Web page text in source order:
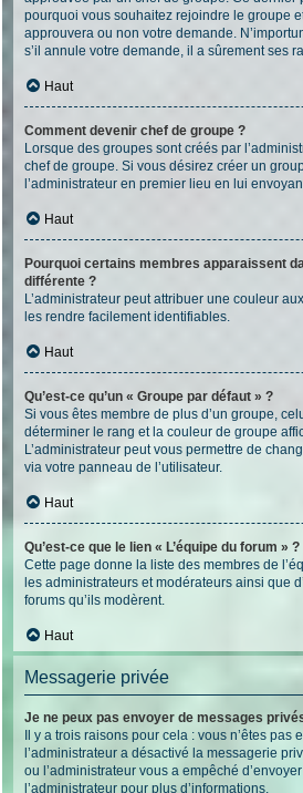
pourquoi vous souhaitez rejoindre le groupe
approuvera ou non votre demande.
s’il annule votre demande, il a sûrement ses
Haut
Comment devenir chef de groupe ?
Lorsque des groupes sont créés par
chef de groupe. Si vous désirez créer un
l’administrateur en premier lieu en lui
Haut
Pourquoi certains membres apparaissent
différente ?
L’administrateur peut attribuer une couleur
les rendre facilement identifiables.
Haut
Qu’est-ce qu’un « Groupe par défaut » ?
Si vous êtes membre de plus d’un groupe,
déterminer le rang et la couleur de groupe
L’administrateur peut vous permettre de
via votre panneau de l’utilisateur.
Haut
Qu’est-ce que le lien « L’équipe du forum » ?
Cette page donne la liste des membres de
les administrateurs et modérateurs ainsi que
forums qu’ils modèrent.
Haut
Messagerie privée
Je ne peux pas envoyer de messages
Il y a trois raisons pour cela : vous n’êtes pas
l’administrateur a désactivé la messagerie
ou l’administrateur vous a empêché
l’administrateur pour plus d’informations.